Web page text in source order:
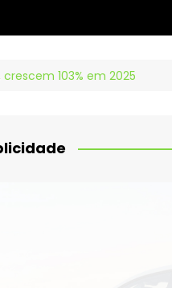
103% em 2025